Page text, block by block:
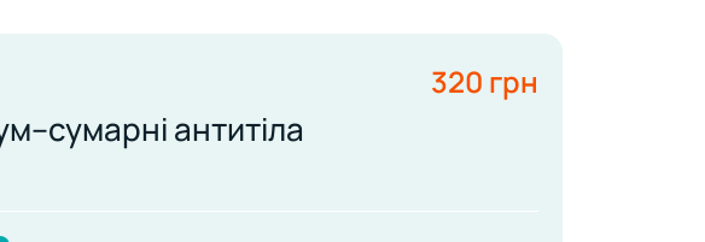
антитіла
320 грн